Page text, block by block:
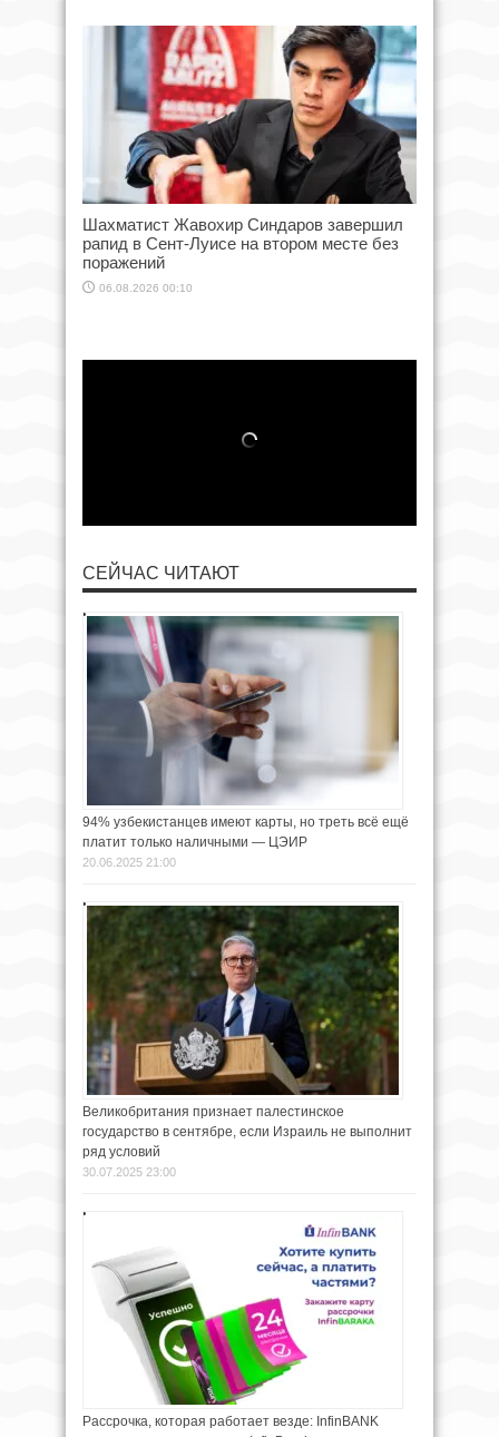
Шахматист Жавохир Синдаров завершил
рапид в Сент-Луисе на втором месте без
поражений
06.08.2026 00:10
СЕЙЧАС ЧИТАЮТ
94% узбекистанцев имеют карты, но треть всё ещё
платит только наличными — ЦЭИР
20.06.2025 21:00
Великобритания признает палестинское
государство в сентябре, если Израиль не выполнит
ряд условий
30.07.2025 23:00
Рассрочка, которая работает везде: InfinBANK